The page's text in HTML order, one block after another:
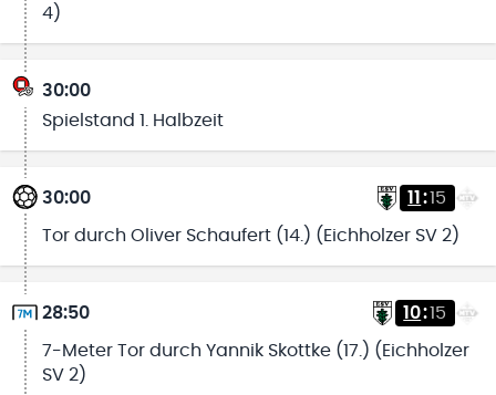
4)
30:00
Spielstand 1. Halbzeit
30:00 11 :15
Tor durch Oliver Schaufert (14.) (Eichholzer SV 2)
28:50 10:15
7-Meter Tor durch Yannik Skottke (17.) (Eichholzer
SV 2)